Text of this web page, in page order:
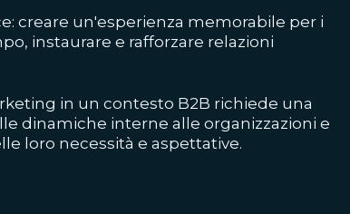
creare un'esperienza memorabile per i
instaurare e rafforzare relazioni
in un contesto B2B richiede una
dinamiche interne alle organizzazioni e
loro necessità e aspettative.